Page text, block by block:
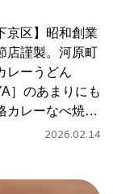
京区】昭和創業
店謹製。河原町
レーうどん
］のあまりにも
カレーなべ焼き
2026.02.14